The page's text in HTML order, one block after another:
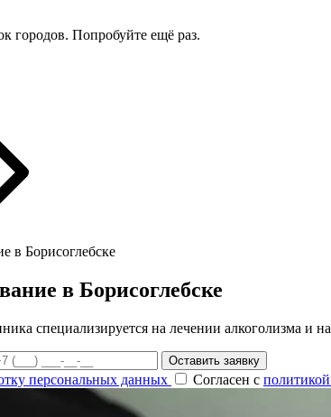
городов. Попробуйте ещё раз.
в Борисоглебске
в Борисоглебске
специализируется на лечении алкоголизма
Оставить заявку
персональных данных Согласен с